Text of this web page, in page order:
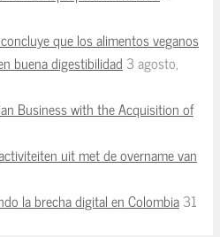
que los alimentos veganos
buena digestibilidad 3 agosto,
Business with the Acquisition of
uit met de overname van
la brecha digital en Colombia31